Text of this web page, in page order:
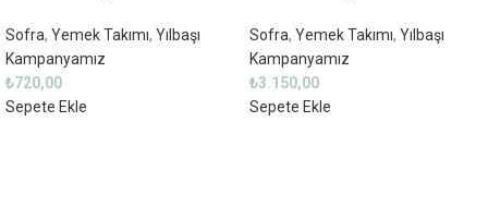
Sofra, Yemek Takımı, Yılbaşı
Kampanyamız
₺720,00
Sepete Ekle
Sofra, Yemek Takımı, Yılbaşı
Kampanyamız
₺3.150,00
Sepete Ekle